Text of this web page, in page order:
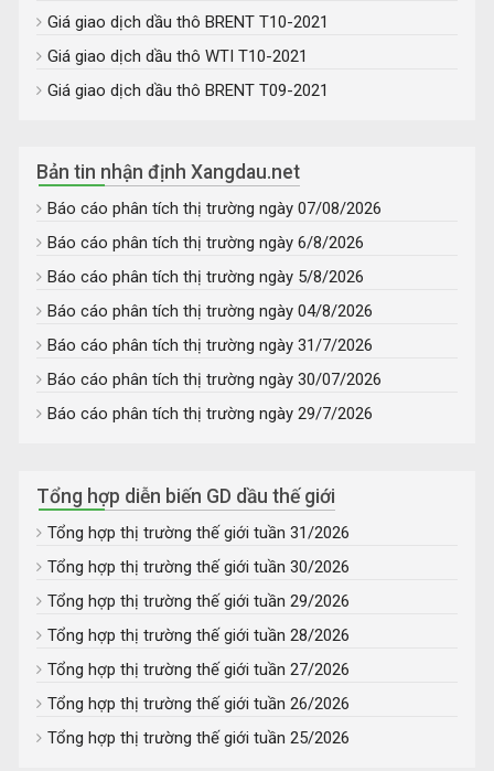
Giá giao dịch dầu thô BRENT T10-2021
Giá giao dịch dầu thô WTI T10-2021
Giá giao dịch dầu thô BRENT T09-2021
Bản tin nhận định Xangdau.net
Báo cáo phân tích thị trường ngày 07/08/2026
Báo cáo phân tích thị trường ngày 6/8/2026
Báo cáo phân tích thị trường ngày 5/8/2026
Báo cáo phân tích thị trường ngày 04/8/2026
Báo cáo phân tích thị trường ngày 31/7/2026
Báo cáo phân tích thị trường ngày 30/07/2026
Báo cáo phân tích thị trường ngày 29/7/2026
Tổng hợp diễn biến GD dầu thế giới
Tổng hợp thị trường thế giới tuần 31/2026
Tổng hợp thị trường thế giới tuần 30/2026
Tổng hợp thị trường thế giới tuần 29/2026
Tổng hợp thị trường thế giới tuần 28/2026
Tổng hợp thị trường thế giới tuần 27/2026
Tổng hợp thị trường thế giới tuần 26/2026
Tổng hợp thị trường thế giới tuần 25/2026